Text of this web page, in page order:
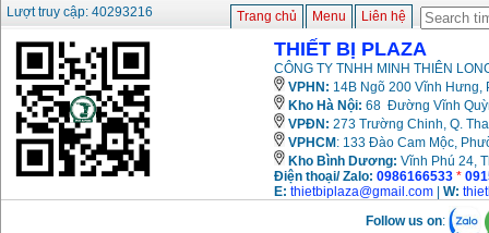
Bộ máy khoan 100
chi tiết Bosch GSB
13RE (650W)
Giá: 2200000
Máy khoan Bosch
GSB 16RE (750W)
Giá:1850000
Lượt truy cập: 40293216
Trang chủ Menu Liên hệ
THIẾT BỊ PLAZA
CÔNG TY TNHH MINH THIÊN
VPHN: 14B Ngõ 200 Vĩnh Hưng,
Kho Hà Nội: 68 Đường Vĩnh
VPĐN: 273 Trường Chinh, Q.
VPHCM : 133 Đào Cam Mộc,
Kho Bình Dương: Vĩnh Phú 24,
Điện thoại/ Zalo: 0986166533 *
E: thietbiplaza@gmail.com W:
Follow us on: